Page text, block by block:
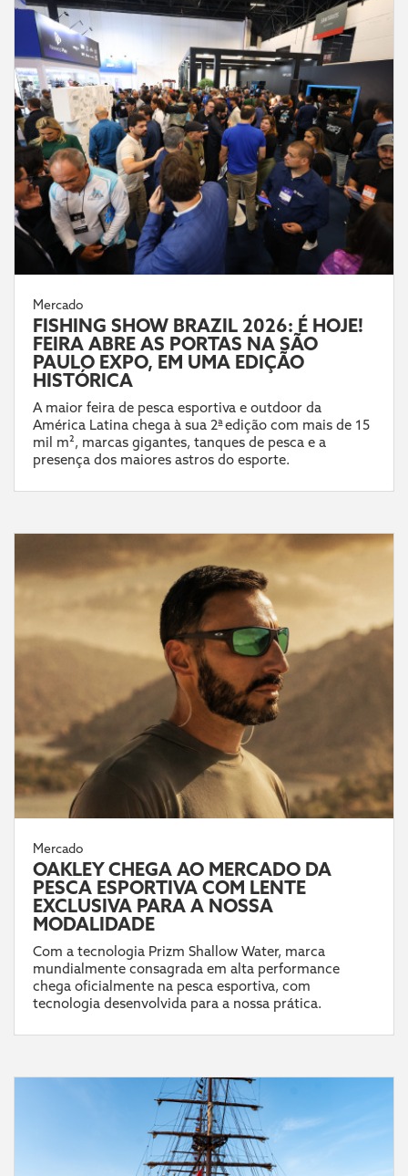
Mercado
FISHING SHOW BRAZIL 2026: É HOJE!
FEIRA ABRE AS PORTAS NA SÃO
PAULO EXPO, EM UMA EDIÇÃO
HISTÓRICA
A maior feira de pesca esportiva e outdoor da
América Latina chega à sua 2ª edição com mais de 15
mil m², marcas gigantes, tanques de pesca e a
presença dos maiores astros do esporte.
Mercado
OAKLEY CHEGA AO MERCADO DA
PESCA ESPORTIVA COM LENTE
EXCLUSIVA PARA A NOSSA
MODALIDADE
Com a tecnologia Prizm Shallow Water, marca
mundialmente consagrada em alta performance
chega oficialmente na pesca esportiva, com
tecnologia desenvolvida para a nossa prática.